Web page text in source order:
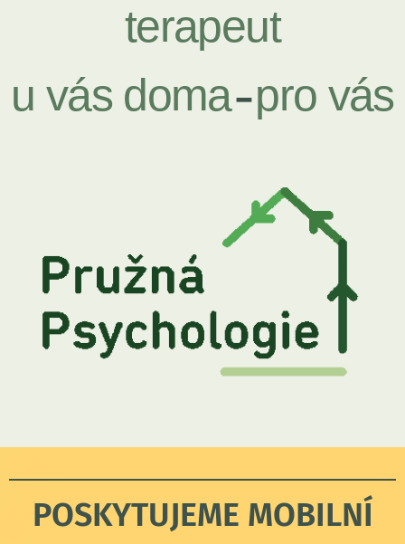
terapeut
u vás doma–pro vás
POSKYTUJEME MOBILNÍ